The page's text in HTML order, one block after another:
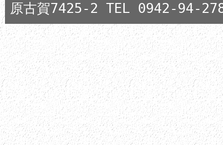
原古賀7425-2 TEL 0942-94-